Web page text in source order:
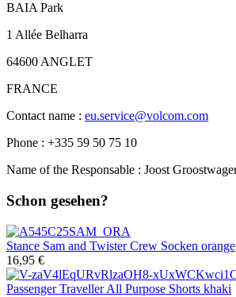
BAIA Park
1 Allée Belharra
64600 ANGLET
FRANCE
Contact name : eu.service@volcom.com
Phone : +335 59 50 75 10
Name of the Responsable : Joost
Schon gesehen?
Stance Sam and Twister Crew Socken orange
16,95 €
PassengerTraveller All Purpose Shorts khaki